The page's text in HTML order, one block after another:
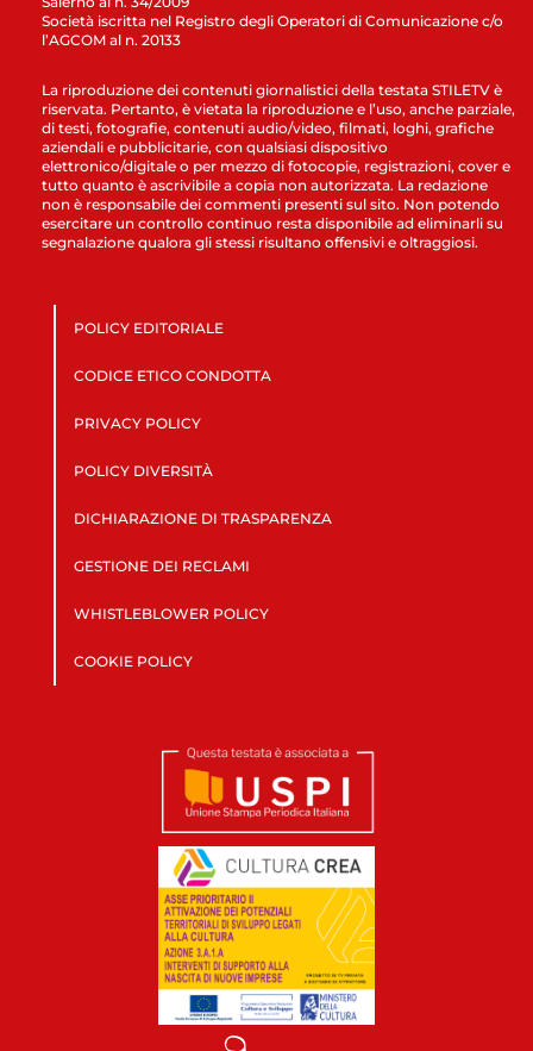
Società iscritta nel Registro degli Operatori di Comunicazione c/o
l’AGCOM al n. 20133
La riproduzione dei contenuti giornalistici della testata STILETV è
riservata. Pertanto, è vietata la riproduzione e l’uso, anche parziale,
di testi, fotografie, contenuti audio/video, filmati, loghi, grafiche
aziendali e pubblicitarie, con qualsiasi dispositivo
elettronico/digitale o per mezzo di fotocopie, registrazioni, cover e
tutto quanto è ascrivibile a copia non autorizzata. La redazione
non è responsabile dei commenti presenti sul sito. Non potendo
esercitare un controllo continuo resta disponibile ad eliminarli su
segnalazione qualora gli stessi risultano offensivi e oltraggiosi.
POLICY EDITORIALE
CODICE ETICO CONDOTTA
PRIVACY POLICY
POLICY DIVERSITÀ
DICHIARAZIONE DI TRASPARENZA
GESTIONE DEI RECLAMI
WHISTLEBLOWER POLICY
COOKIE POLICY